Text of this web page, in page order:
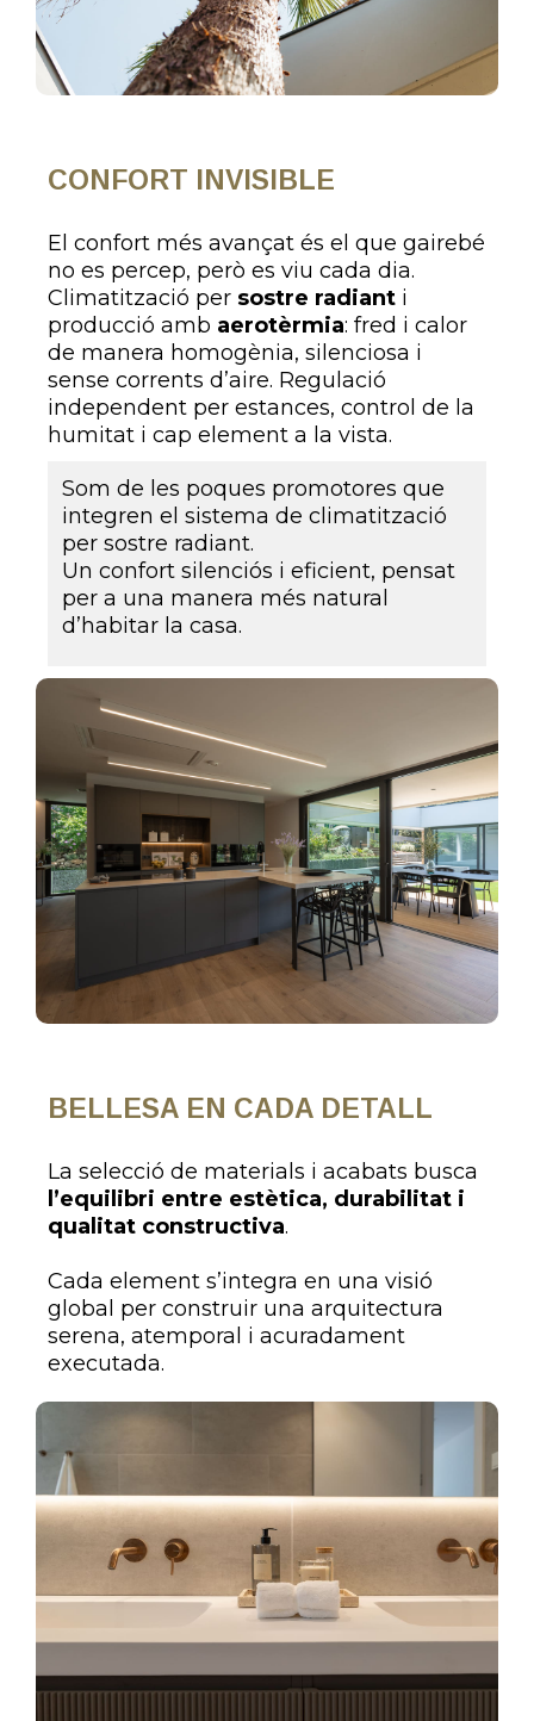
CONFORT INVISIBLE
El confort més avançat és el que gairebé
no es percep, però es viu cada dia.
Climatització per sostre radiant i
producció amb aerotèrmia: fred i calor
de manera homogènia, silenciosa i
sense corrents d’aire. Regulació
independent per estances, control de la
humitat i cap element a la vista.
Som de les poques promotores que
integren el sistema de climatització
per sostre radiant.
Un confort silenciós i eficient, pensat
per a una manera més natural
d’habitar la casa.
BELLESA EN CADA DETALL
La selecció de materials i acabats busca
l’equilibri entre estètica, durabilitat i
qualitat constructiva.
Cada element s’integra en una visió
global per construir una arquitectura
serena, atemporal i acuradament
executada.